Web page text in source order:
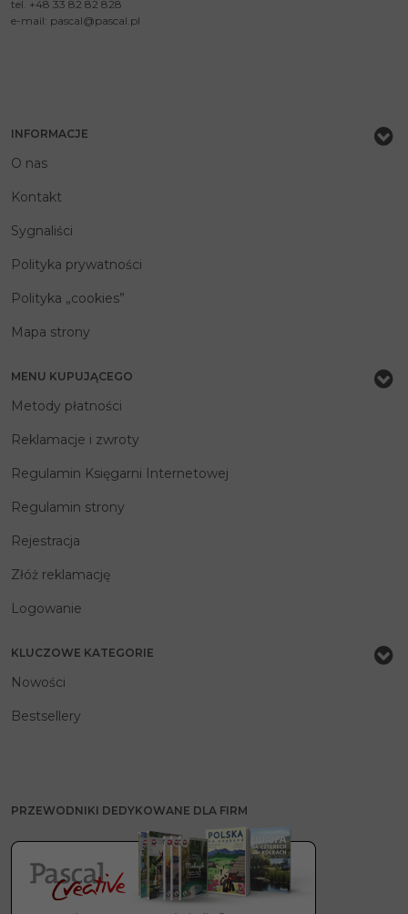
tel. +48 33 82 82 828
e-mail: pascal@pascal.pl
INFORMACJE
O nas
Kontakt
Sygnaliści
Polityka prywatności
Polityka „cookies”
Mapa strony
MENU KUPUJĄCEGO
Metody płatności
Reklamacje i zwroty
Regulamin Księgarni Internetowej
Regulamin strony
Rejestracja
Złóż reklamację
Logowanie
KLUCZOWE KATEGORIE
Nowości
Bestsellery
PRZEWODNIKI DEDYKOWANE DLA FIRM